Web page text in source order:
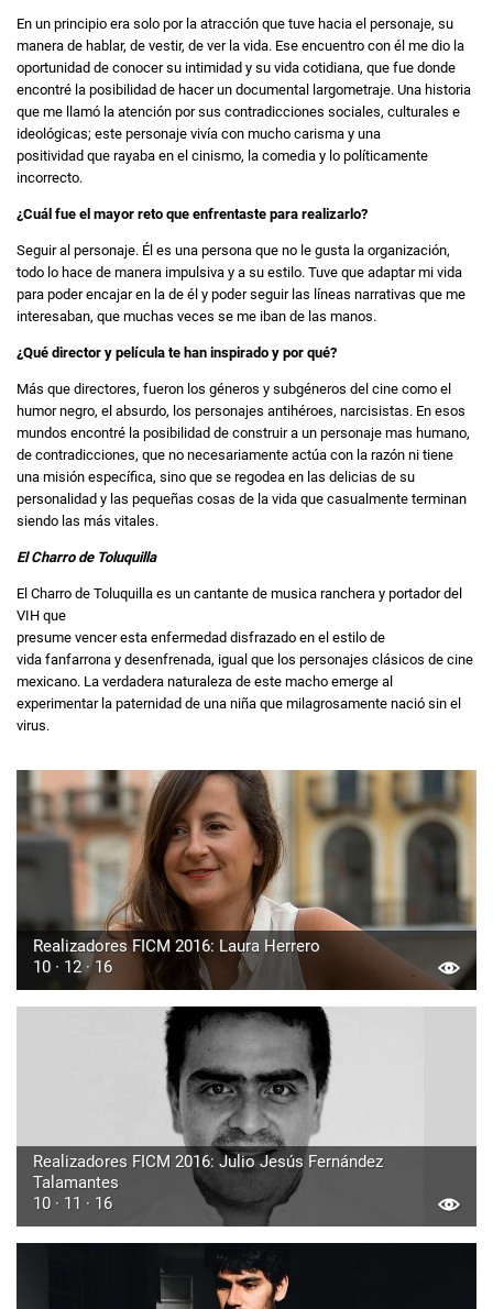
En un principio era solo por la atracción que tuve hacia el personaje, su
manera de hablar, de vestir, de ver la vida. Ese encuentro con él me dio la
oportunidad de conocer su intimidad y su vida cotidiana, que fue donde
encontré la posibilidad de hacer un documental largometraje. Una historia
que me llamó la atención por sus contradicciones sociales, culturales e
ideológicas; este personaje vivía con mucho carisma y una
positividad que rayaba en el cinismo, la comedia y lo políticamente
incorrecto.
¿Cuál fue el mayor reto que enfrentaste para realizarlo?
Seguir al personaje. Él es una persona que no le gusta la organización,
todo lo hace de manera impulsiva y a su estilo. Tuve que adaptar mi vida
para poder encajar en la de él y poder seguir las líneas narrativas que me
interesaban, que muchas veces se me iban de las manos.
¿Qué director y película te han inspirado y por qué?
Más que directores, fueron los géneros y subgéneros del cine como el
humor negro, el absurdo, los personajes antihéroes, narcisistas. En esos
mundos encontré la posibilidad de construir a un personaje mas humano,
de contradicciones, que no necesariamente actúa con la razón ni tiene
una misión específica, sino que se regodea en las delicias de su
personalidad y las pequeñas cosas de la vida que casualmente terminan
siendo las más vitales.
El Charro de Toluquilla
El Charro de Toluquilla es un cantante de musica ranchera y portador del
VIH que
presume vencer esta enfermedad disfrazado en el estilo de
vida fanfarrona y desenfrenada, igual que los personajes clásicos de cine
mexicano. La verdadera naturaleza de este macho emerge al
experimentar la paternidad de una niña que milagrosamente nació sin el
virus.
Realizadores FICM 2016: Laura Herrero
10 · 12 · 16
Realizadores FICM 2016: Julio Jesús Fernández
Talamantes
10 · 11 · 16